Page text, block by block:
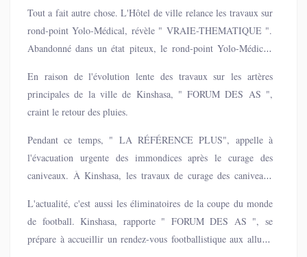
joué un rôle déterminant dans la prise de Bukavu par ce groupe
armé en février 2025 ".
extraordinaire et plénipotentiaire auprès de Botswana,
NeMuleba Mukaji auprès de Chypre et Tshiala Tshisuku
Auprès de Portugal.
Tout a fait autre chose. L'Hôtel de ville relance les travaux sur
rond-point Yolo-Médical, révèle " VRAIE-THEMATIQUE ".
Abandonné dans un état piteux, le rond-point Yolo-Médical,
réhabilitation depuis quelques jours.
En raison de l'évolution lente des travaux sur les artères
principales de la ville de Kinshasa, " FORUM DES AS ",
craint le retour des pluies.
Pendant ce temps, " LA RÉFÉRENCE PLUS", appelle à
l'évacuation urgente des immondices après le curage des
caniveaux. À Kinshasa, les travaux de curage des caniveaux
et inquiétude parmi les habitants. Si les Kinois saluent cette
initiative visant à prévenir les inondations à l'approche de la
saison des pluies, beaucoup déplorent la non-évacuation des
L'actualité, c'est aussi les éliminatoires de la coupe du monde
de football. Kinshasa, rapporte " FORUM DES AS ", se
prépare à accueillir un rendez-vous footballistique aux allures